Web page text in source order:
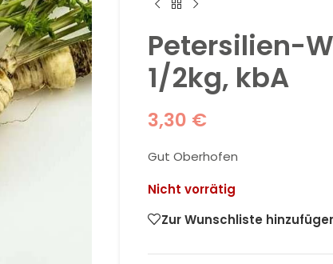
Petersilien-
1/2kg, kbA
3,30 €
Gut Oberhofen
Nicht vorrätig
Zur Wunschliste